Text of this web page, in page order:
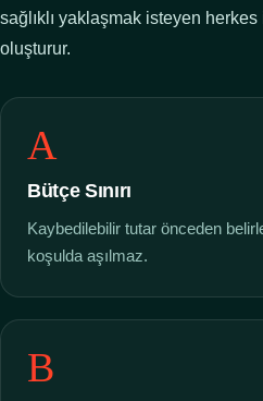
sağlıklı yaklaşmak isteyen
oluşturur.
A
Bütçe Sınırı
Kaybedilebilir tutar önceden
koşulda aşılmaz.
B